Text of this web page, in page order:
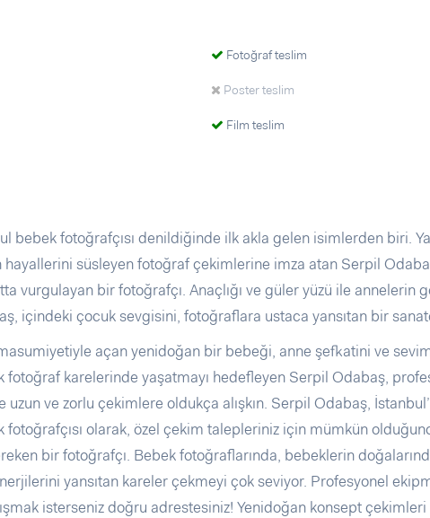
Fotoğraf teslim
Poster teslim
Film teslim
bebek fotoğrafçısı denildiğinde ilk akla gelen isimlerden biri.
hayallerini süsleyen fotoğraf çekimlerine imza atan Serpil
vurgulayan bir fotoğrafçı. Anaçlığı ve güler yüzü ile annelerin
içindeki çocuk sevgisini, fotoğraflara ustaca yansıtan bir
açan yenidoğan bir bebeği, anne şefkatini ve
fotoğraf karelerinde yaşatmayı hedefleyen Serpil Odabaş,
ve zorlu çekimlere oldukça alışkın. Serpil Odabaş,
olarak, özel çekim talepleriniz için mümkün
bir fotoğrafçı. Bebek fotoğraflarında, bebeklerin
yansıtan kareler çekmeyi çok seviyor. Profesyonel
isterseniz doğru adrestesiniz! Yenidoğan konsept